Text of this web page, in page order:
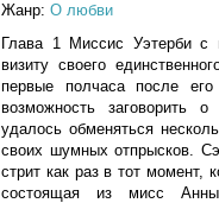
Жанр: О любви
Глава 1 Миссис Уэтерби с
визиту своего
первые полчаса после
возможность заговорить
удалось обменяться
своих шумных отпрысков.
стрит как раз в тот момент,
состоящая из мисс